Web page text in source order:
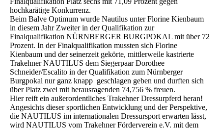
hochkarätige Konkurrenz.
Beim Balve Optimum wurde Nautilus unter Florine Kienbaum
in diesem Jahr Zweiter in der Qualifikation zur
Finalqualifikation NÜRNBERGER BURGPOKAL mit über 72
Prozent. In der Finalqualifikation mussten sich Florine
Kienbaum und der seinerzeit gekörte, mittlerweile kastrierte
Trakehner NAUTILUS dem Siegerpaar Dorothee
Schneider/Escalito in der Qualifikation zum Nürnberger
Burgpokal nur ganz knapp geschlagen geben und durften sich
über Platz zwei mit herausragenden 74,756 % freuen.
Hier reift ein außerordentliches Trakehner Dressurpferd heran!
Angesichts dieser sportlichen Entwicklung und der Perspektive,
die NAUTILUS im internationalen Dressursport erwarten lässt,
wird NAUTILUS vom Trakehner Förderverein e.V. mit dem